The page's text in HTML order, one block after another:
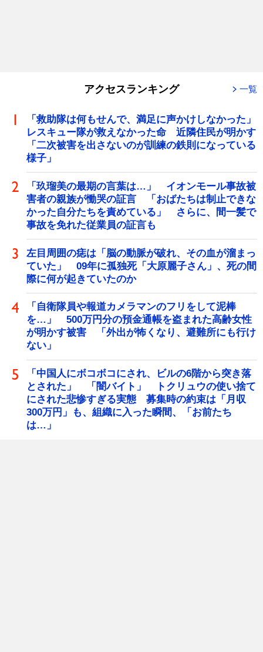
アクセスランキング 一覧
「救助隊は何もせんで、満足に声かけしなかった」
レスキュー隊が救えなかった命 近隣住民が明かす
「二次被害を出さないのが訓練の鉄則になっている
様子」
「玖瑠美の最期の言葉は…」 イオンモール事故被
害者の親族が慟哭の証言 「おばたちは制止できな
かった自分たちを責めている」 さらに、間一髪で
事故を免れた従業員の証言も
左目周囲の痣は「脳の動脈が破れ、その血が溜まっ
ていた」 09年に孤独死「大原麗子さん」、死の間
際に何が起きていたのか
「自衛隊員や報道カメラマンのフリをして泥棒
を…」 500万円分の預金通帳を盗まれた高齢女性
が明かす被害 「外出が怖くなり、避難所にも行け
ない」
「中国人にボコボコにされ、ビルの6階から突き落
とされた」 「闇バイト」 トクリュウの使い捨て
にされた悲惨すぎる実態 募集時の約束は「月収
300万円」も、組織に入った瞬間、「お前たち
は…」